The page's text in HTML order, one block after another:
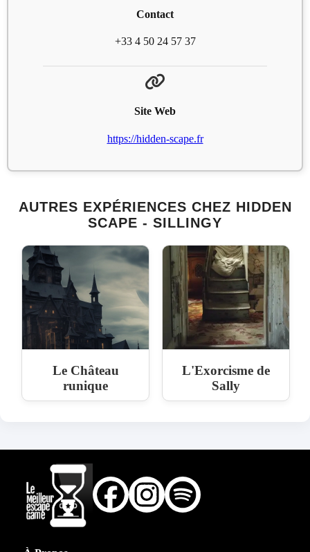
Contact
+33 4 50 24 57 37
Site Web
https://hidden-scape.fr
AUTRES EXPÉRIENCES CHEZ HIDDEN
SCAPE - SILLINGY
Le Château
runique
L'Exorcisme de
Sally